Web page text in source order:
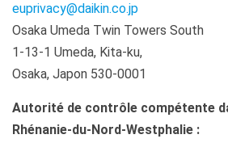
euprivacy@daikin.co.jp
Osaka Umeda Twin Towers South
1-13-1 Umeda, Kita-ku,
Osaka, Japon 530-0001
Autorité de contrôle compétente
Rhénanie-du-Nord-Westphalie :